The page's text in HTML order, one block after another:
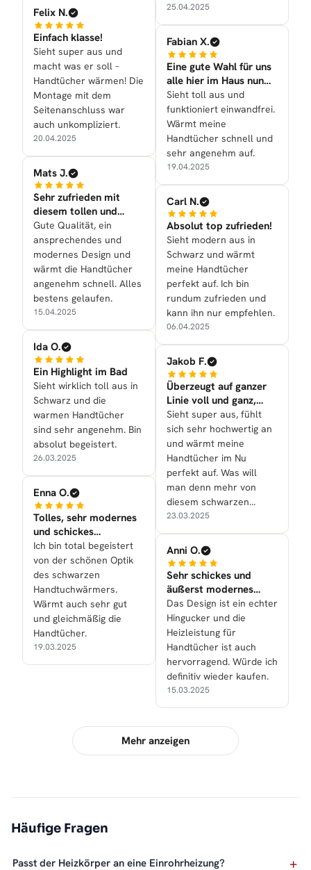
Felix N.
Einfach klasse!
Sieht super aus und
macht was er soll –
Handtücher wärmen! Die
Montage mit dem
Seitenanschluss war
auch unkompliziert.
20.04.2025
Mats J.
Sehr zufrieden mit
diesem tollen und
schönen Kauf
Gute Qualität, ein
ansprechendes und
modernes Design und
wärmt die Handtücher
angenehm schnell. Alles
bestens gelaufen.
15.04.2025
Ida O.
Ein Highlight im Bad
Sieht wirklich toll aus in
Schwarz und die
warmen Handtücher
sind sehr angenehm. Bin
absolut begeistert.
26.03.2025
Enna O.
Tolles, sehr modernes
und schickes
Designstück für uns alle
nun!
Ich bin total begeistert
von der schönen Optik
des schwarzen
Handtuchwärmers.
Wärmt auch sehr gut
und gleichmäßig die
Handtücher.
19.03.2025
25.04.2025
Fabian X.
Eine gute Wahl für uns
alle hier im Haus nun
mal getroffen
Sieht toll aus und
funktioniert einwandfrei.
Wärmt meine
Handtücher schnell und
sehr angenehm auf.
19.04.2025
Carl N.
Absolut top zufrieden!
Sieht modern aus in
Schwarz und wärmt
meine Handtücher
perfekt auf. Ich bin
rundum zufrieden und
kann ihn nur empfehlen.
06.04.2025
Jakob F.
Überzeugt auf ganzer
Linie voll und ganz,
super!
Sieht super aus, fühlt
sich sehr hochwertig an
und wärmt meine
Handtücher im Nu
perfekt auf. Was will
man denn mehr von
diesem schwarzen
Modell?
23.03.2025
Anni O.
Sehr schickes und
äußerst modernes
Designstück ist es
geworden!
Das Design ist ein echter
Hingucker und die
Heizleistung für
Handtücher ist auch
hervorragend. Würde ich
definitiv wieder kaufen.
15.03.2025
Mehr anzeigen
Häufige Fragen
Passt der Heizkörper an eine Einrohrheizung?